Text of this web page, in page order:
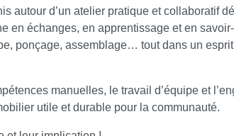
autour d’un atelier pratique et collaboratif
en échanges, en apprentissage et en
ponçage, assemblage… tout dans un esprit
manuelles, le travail d’équipe et
utile et durable pour la communauté.